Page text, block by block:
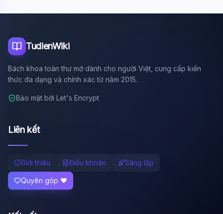
TudienWiki
Bách khoa toàn thư mở dành cho người Việt, cung cấp kiến
thức đa dạng và chính xác từ năm 2015.
Bảo mật bởi Let's Encrypt
Liên kết
Giới thiệu Điều khoản Sáng lập
Quyên góp ❤️